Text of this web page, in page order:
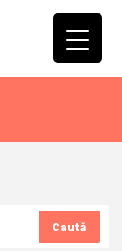
Caută